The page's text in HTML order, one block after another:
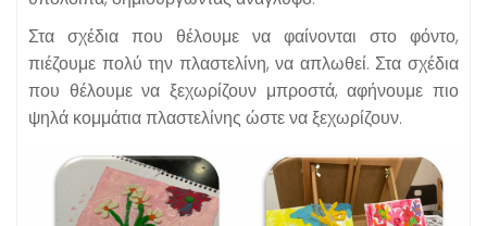
Στα σχέδια που θέλουμε να φαίνονται στο φόντο,
πιέζουμε πολύ την πλαστελίνη, να απλωθεί. Στα σχέδια
που θέλουμε να ξεχωρίζουν μπροστά, αφήνουμε πιο
ψηλά κομμάτια πλαστελίνης ώστε να ξεχωρίζουν.